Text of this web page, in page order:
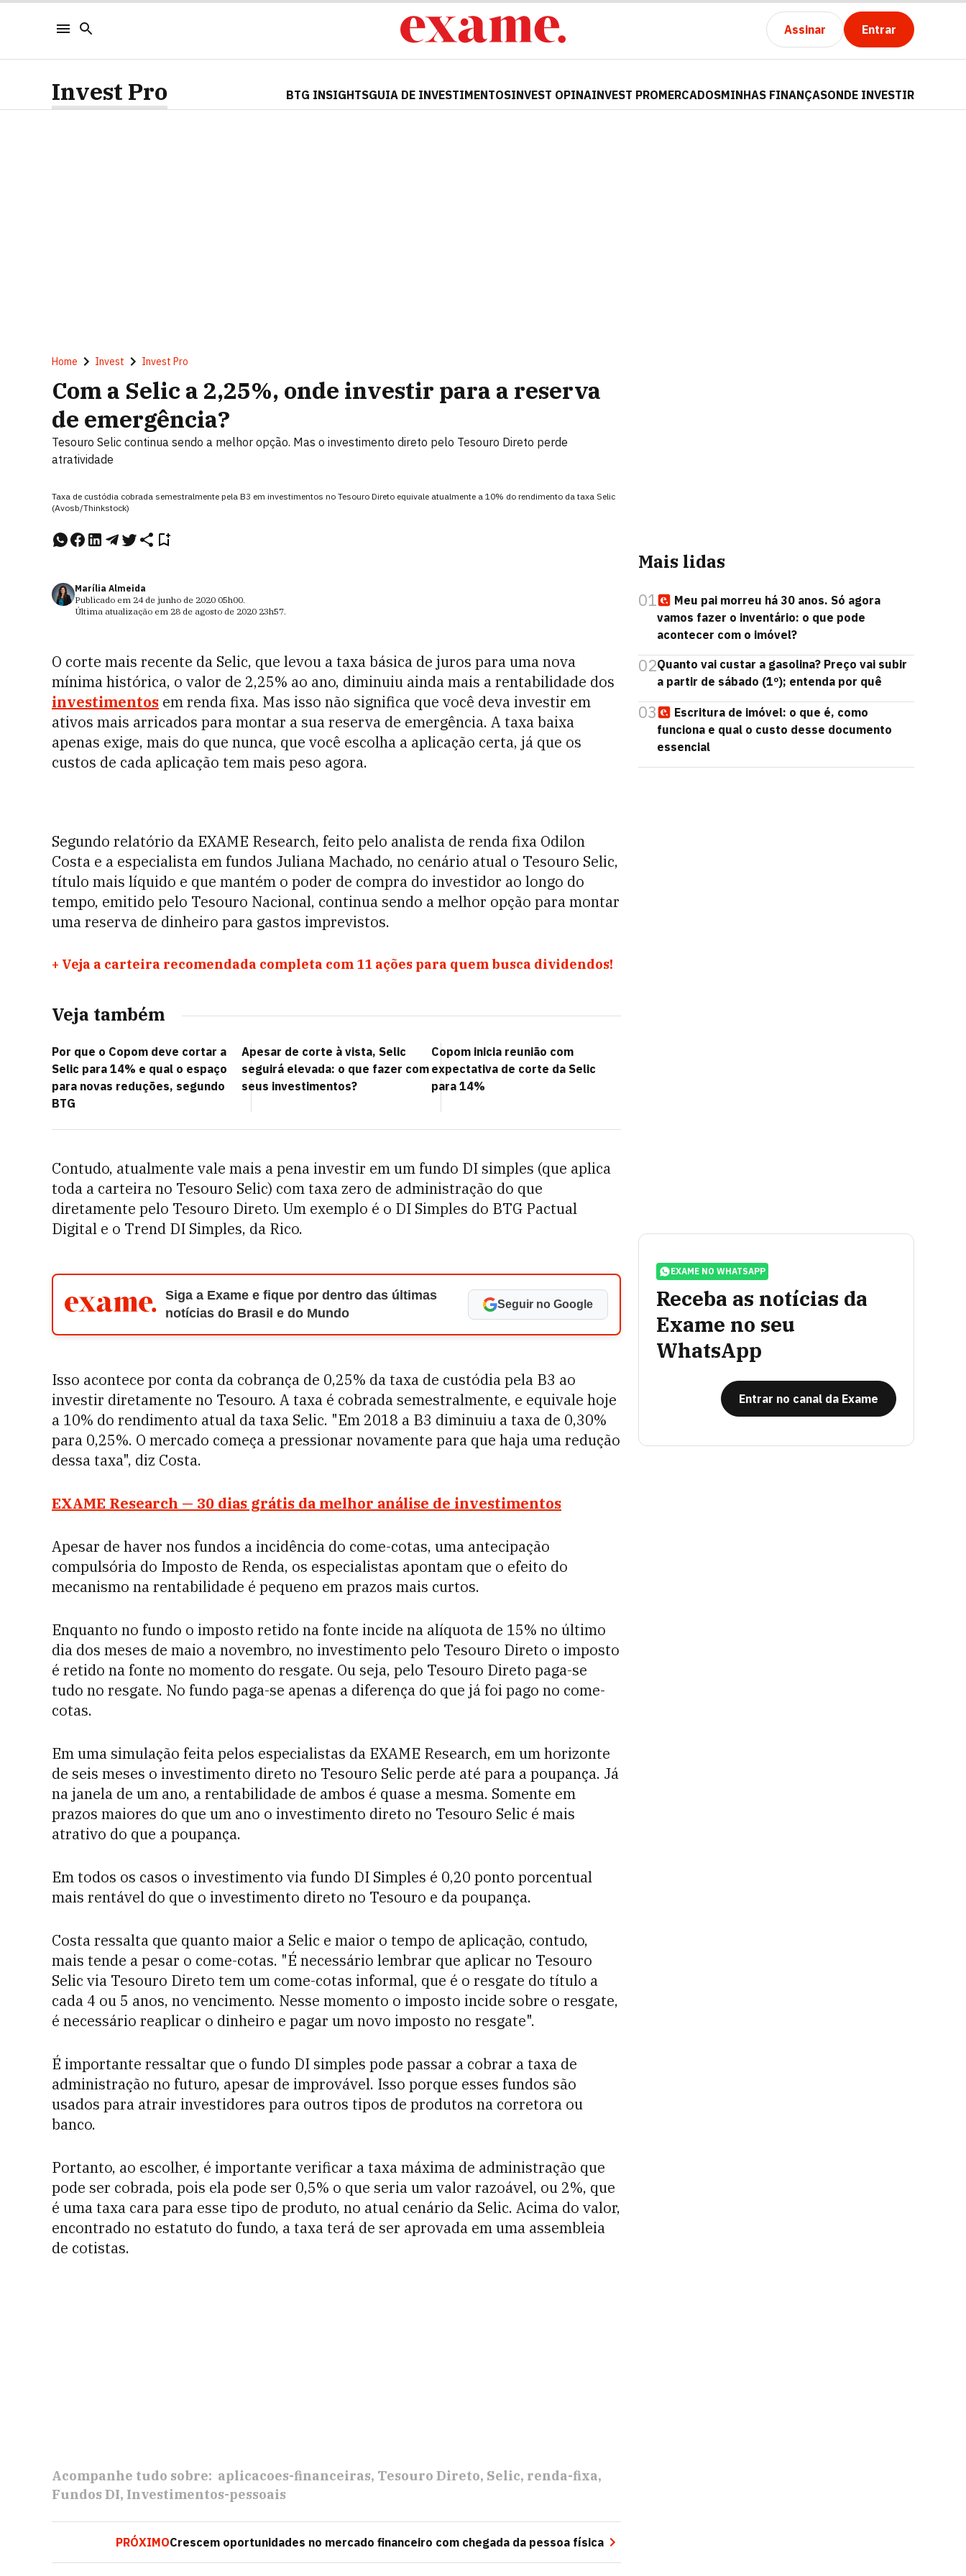
Assinar Entrar
Invest Pro BTG INSIGHTSGUIA DE INVESTIMENTOSINVEST OPINAINVEST PROMERCADOSMINHAS FINANÇASONDE INVESTIR
Home Invest Invest Pro
Com a Selic a 2,25%, onde investir para a reserva
de emergência?
Tesouro Selic continua sendo a melhor opção. Mas o investimento direto pelo Tesouro Direto perde
atratividade
Taxa de custódia cobrada semestralmente pela B3 em investimentos no Tesouro Direto equivale atualmente a 10% do rendimento da taxa Selic
(Avosb/Thinkstock)
Marília Almeida
Publicado em 24 de junho de 2020 05h00.
Última atualização em 28 de agosto de 2020 23h57.
O corte mais recente da Selic, que levou a taxa básica de juros para uma nova
mínima histórica, o valor de 2,25% ao ano, diminuiu ainda mais a rentabilidade dos
investimentos em renda fixa. Mas isso não significa que você deva investir em
ativos mais arricados para montar a sua reserva de emergência. A taxa baixa
apenas exige, mais do que nunca, que você escolha a aplicação certa, já que os
custos de cada aplicação tem mais peso agora.
Segundo relatório da EXAME Research, feito pelo analista de renda fixa Odilon
Costa e a especialista em fundos Juliana Machado, no cenário atual o Tesouro Selic,
título mais líquido e que mantém o poder de compra do investidor ao longo do
tempo, emitido pelo Tesouro Nacional, continua sendo a melhor opção para montar
uma reserva de dinheiro para gastos imprevistos.
+ Veja a carteira recomendada completa com 11 ações para quem busca dividendos!
Veja também
Por que o Copom deve cortar a
Selic para 14% e qual o espaço
para novas reduções, segundo
BTG
Apesar de corte à vista, Selic
seguirá elevada: o que fazer com
seus investimentos?
Copom inicia reunião com
expectativa de corte da Selic
para 14%
Contudo, atualmente vale mais a pena investir em um fundo DI simples (que aplica
toda a carteira no Tesouro Selic) com taxa zero de administração do que
diretamente pelo Tesouro Direto. Um exemplo é o DI Simples do BTG Pactual
Digital e o Trend DI Simples, da Rico.
Siga a Exame e fique por dentro das últimas
notícias do Brasil e do Mundo
Seguir no Google
Isso acontece por conta da cobrança de 0,25% da taxa de custódia pela B3 ao
investir diretamente no Tesouro. A taxa é cobrada semestralmente, e equivale hoje
a 10% do rendimento atual da taxa Selic. "Em 2018 a B3 diminuiu a taxa de 0,30%
para 0,25%. O mercado começa a pressionar novamente para que haja uma redução
dessa taxa", diz Costa.
EXAME Research — 30 dias grátis da melhor análise de investimentos
Apesar de haver nos fundos a incidência do come-cotas, uma antecipação
compulsória do Imposto de Renda, os especialistas apontam que o efeito do
mecanismo na rentabilidade é pequeno em prazos mais curtos.
Enquanto no fundo o imposto retido na fonte incide na alíquota de 15% no último
dia dos meses de maio a novembro, no investimento pelo Tesouro Direto o imposto
é retido na fonte no momento do resgate. Ou seja, pelo Tesouro Direto paga-se
tudo no resgate. No fundo paga-se apenas a diferença do que já foi pago no come-
cotas.
Em uma simulação feita pelos especialistas da EXAME Research, em um horizonte
de seis meses o investimento direto no Tesouro Selic perde até para a poupança. Já
na janela de um ano, a rentabilidade de ambos é quase a mesma. Somente em
prazos maiores do que um ano o investimento direto no Tesouro Selic é mais
atrativo do que a poupança.
Em todos os casos o investimento via fundo DI Simples é 0,20 ponto porcentual
mais rentável do que o investimento direto no Tesouro e da poupança.
Costa ressalta que quanto maior a Selic e maior o tempo de aplicação, contudo,
mais tende a pesar o come-cotas. "É necessário lembrar que aplicar no Tesouro
Selic via Tesouro Direto tem um come-cotas informal, que é o resgate do título a
cada 4 ou 5 anos, no vencimento. Nesse momento o imposto incide sobre o resgate,
é necessário reaplicar o dinheiro e pagar um novo imposto no resgate".
É importante ressaltar que o fundo DI simples pode passar a cobrar a taxa de
administração no futuro, apesar de improvável. Isso porque esses fundos são
usados para atrair investidores para outros tipos de produtos na corretora ou
banco.
Portanto, ao escolher, é importante verificar a taxa máxima de administração que
pode ser cobrada, pois ela pode ser 0,5% o que seria um valor razoável, ou 2%, que
é uma taxa cara para esse tipo de produto, no atual cenário da Selic. Acima do valor,
encontrado no estatuto do fundo, a taxa terá de ser aprovada em uma assembleia
de cotistas.
Acompanhe tudo sobre: aplicacoes-financeiras Tesouro Direto Selic renda-fixa
Fundos DI Investimentos-pessoais
PRÓXIMOCrescem oportunidades no mercado financeiro com chegada da pessoa física
Mais lidas
01
Meu pai morreu há 30 anos. Só agora
vamos fazer o inventário: o que pode
acontecer com o imóvel?
02Quanto vai custar a gasolina? Preço vai subir
a partir de sábado (1º); entenda por quê
03
Escritura de imóvel: o que é, como
funciona e qual o custo desse documento
essencial
EXAME NO WHATSAPP
Receba as notícias da
Exame no seu
WhatsApp
Entrar no canal da Exame